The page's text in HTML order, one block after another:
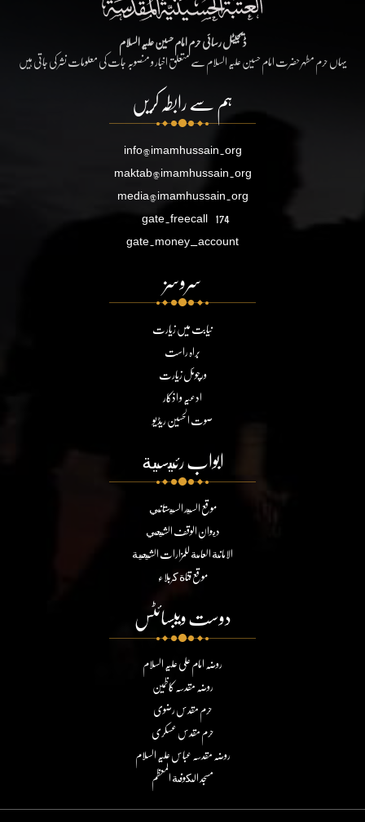
ڈیجیٹل رسائی حرم امام حسین علیہ السلام
یہاں حرم مطہر حضرت امام حسین علیہ السلام سے متعلق اخبار و منصوبہ جات کی معلومات نشر کی جاتی ہیں
ہم سے رابطہ کریں
info@imamhussain.org
maktab@imamhussain.org
media@imamhussain.org
gate.freecall 174
gate.money_account
سروسز
نیابت میں زیارت
براہ راست
ورچوئل زیارت
ادعیہ و اذکار
صوت الحسین ریڈیو
ابواب رئيسية
موقع السيد السيستاني
ديوان الوقف الشيعي
الامانة العامة للمزارات الشيعية
موقع قناة كربلاء
دوست ویبسائٹس
روضہ امام علی علیہ السلام
روضہ مقدسہ کاظمین
حرم مقدس رضوی
حرم مقدس عسکری
روضہ مقدسہ عباس علیہ السلام
مسجد الكوفة المعظم